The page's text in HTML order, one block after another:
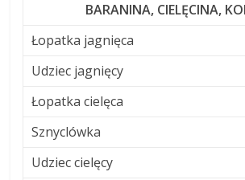
BARANINA, CIELĘCINA,
Łopatka jagnięca
Udziec jagnięcy
Łopatka cielęca
Sznyclówka
Udziec cielęcy